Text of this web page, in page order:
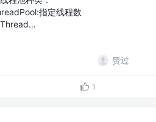
指定线程数
赞过
1